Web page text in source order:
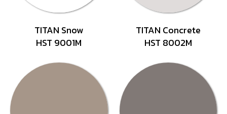
TITAN Snow
HST 9001M
TITAN Concrete
HST 8002M